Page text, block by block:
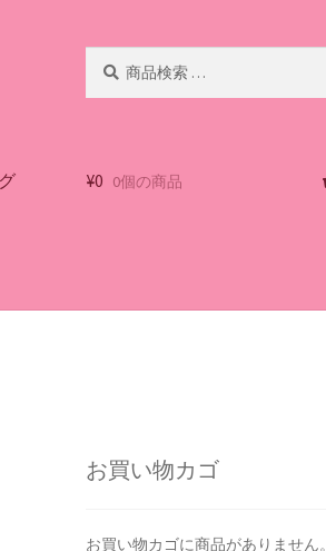
¥0 0個の商品
お買い物カゴ
お買い物カゴに商品がありません。